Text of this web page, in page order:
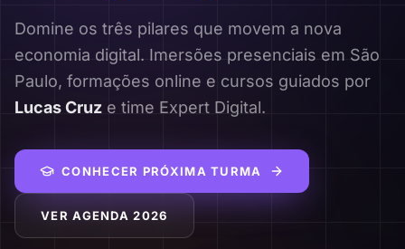
Domine os três pilares que movem a nova
economia digital. Imersões presenciais em São
Paulo, formações online e cursos guiados por
Lucas Cruz e time Expert Digital.
CONHECER PRÓXIMA TURMA
VER AGENDA 2026